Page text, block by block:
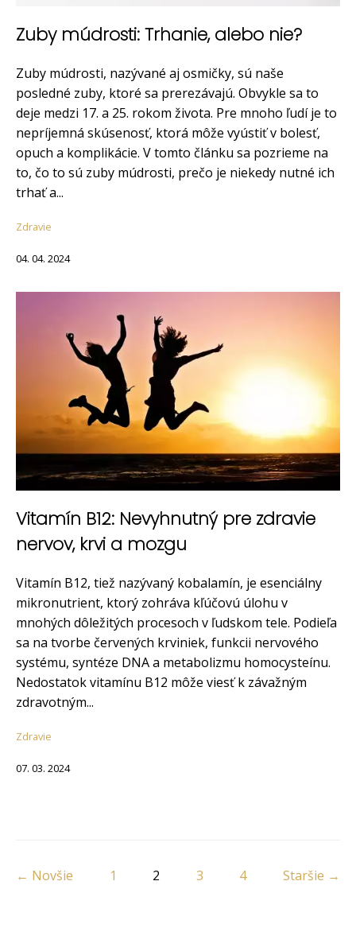
Zuby múdrosti: Trhanie, alebo nie?
Zuby múdrosti, nazývané aj osmičky, sú naše
posledné zuby, ktoré sa prerezávajú. Obvykle sa to
deje medzi 17. a 25. rokom života. Pre mnoho ľudí je to
nepríjemná skúsenosť, ktorá môže vyústiť v bolesť,
opuch a komplikácie. V tomto článku sa pozrieme na
to, čo to sú zuby múdrosti, prečo je niekedy nutné ich
trhať a...
Zdravie
04. 04. 2024
Vitamín B12: Nevyhnutný pre zdravie
nervov, krvi a mozgu
Vitamín B12, tiež nazývaný kobalamín, je esenciálny
mikronutrient, ktorý zohráva kľúčovú úlohu v
mnohých dôležitých procesoch v ľudskom tele. Podieľa
sa na tvorbe červených krviniek, funkcii nervového
systému, syntéze DNA a metabolizmu homocysteínu.
Nedostatok vitamínu B12 môže viesť k závažným
zdravotným...
Zdravie
07. 03. 2024
← Novšie 1 2 3 4 Staršie →